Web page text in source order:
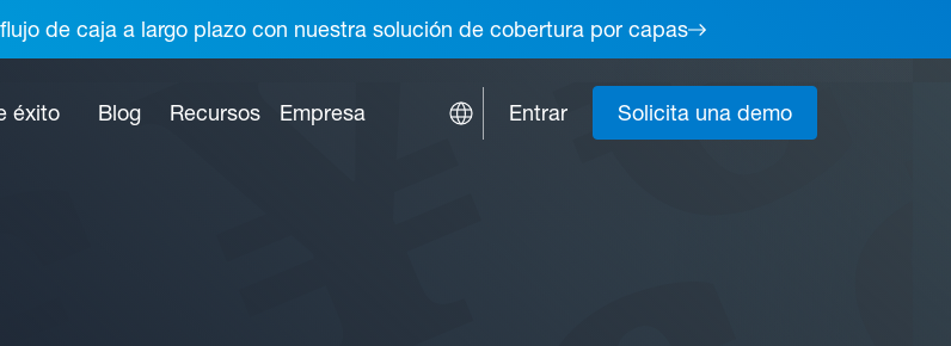
de caja a largo plazo con nuestra solución de cobertura por capas
éxito Blog Recursos Empresa Entrar Solicita una demo